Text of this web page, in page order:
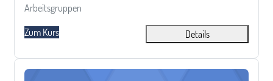
Kursbereich
Arbeitsgruppen
Zum Kurs
Details
AG Barrierefreiheit